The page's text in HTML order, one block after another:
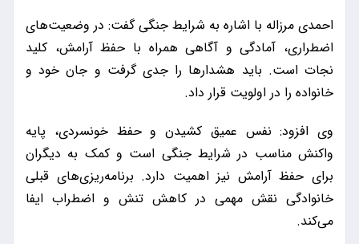
احمدی مرزاله با اشاره به شرایط جنگی گفت: در وضعیت‌های
اضطراری، آمادگی و آگاهی همراه با حفظ آرامش، کلید
نجات است. باید هشدارها را جدی گرفت و جان خود و
خانواده را در اولویت قرار داد.
وی افزود: نفس عمیق کشیدن و حفظ خونسردی، پایه
واکنش مناسب در شرایط جنگی است و کمک به دیگران
برای حفظ آرامش نیز اهمیت دارد. برنامه‌ریزی‌های قبلی
خانوادگی نقش مهمی در کاهش تنش و اضطراب ایفا
می‌کند.